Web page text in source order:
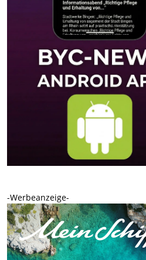
-Werbeanzeige-